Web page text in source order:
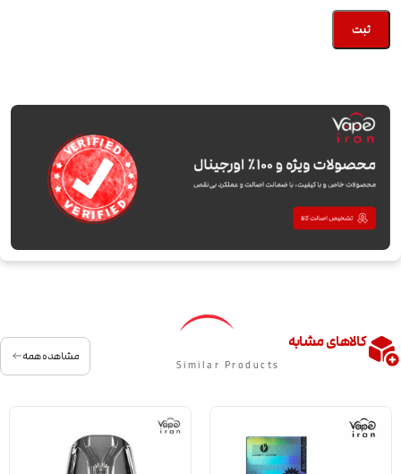
کالاهای مشابه
Similar Products
مشاهده همه